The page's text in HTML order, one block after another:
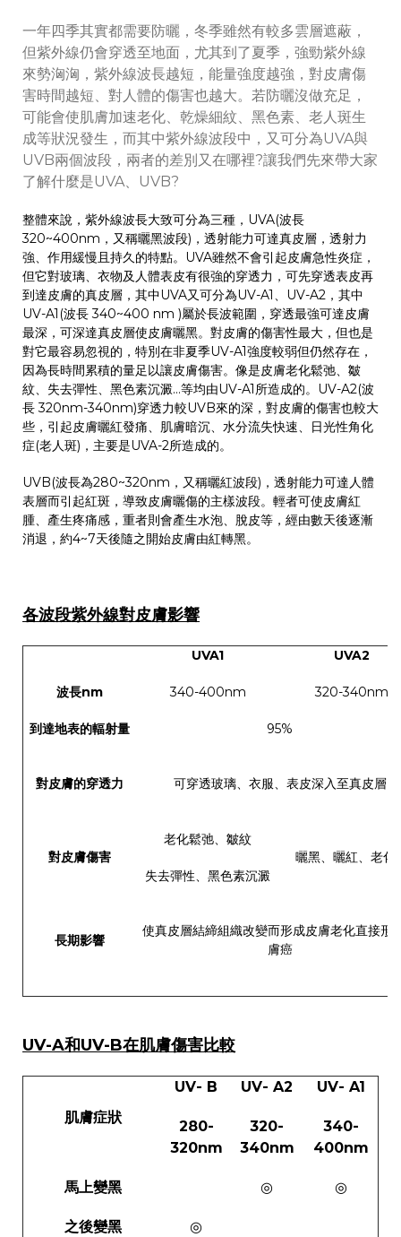
一年四季其實都需要防曬，冬季雖然有較多雲層遮蔽，
但紫外線仍會穿透至地面，尤其到了夏季，強勁紫外線
來勢洶洶，紫外線波長越短，能量強度越強，對皮膚傷
害時間越短、對人體的傷害也越大。若防曬沒做充足，
可能會使肌膚加速老化、乾燥細紋、黑色素、老人斑生
成等狀況發生，而其中紫外線波段中，又可分為UVA與
UVB兩個波段，兩者的差別又在哪裡?讓我們先來帶大家
了解什麼是UVA、UVB?
整體來說，紫外線波長大致可分為三種，UVA(波長
320~400nm，又稱曬黑波段)，透射能力可達真皮層，透射力
強、作用緩慢且持久的特點。UVA雖然不會引起皮膚急性炎症，
但它對玻璃、衣物及人體表皮有很強的穿透力，可先穿透表皮再
到達皮膚的真皮層，其中UVA又可分為UV-A1、UV-A2，其中
UV-A1(波長 340~400 nm )屬於長波範圍，穿透最強可達皮膚
最深，可深達真皮層使皮膚曬黑。對皮膚的傷害性最大，但也是
對它最容易忽視的，特別在非夏季UV-A1強度較弱但仍然存在，
因為長時間累積的量足以讓皮膚傷害。像是皮膚老化鬆弛、皺
紋、失去彈性、黑色素沉澱…等均由UV-A1所造成的。UV-A2(波
長 320nm-340nm)穿透力較UVB來的深，對皮膚的傷害也較大
些，引起皮膚曬紅發痛、肌膚暗沉、水分流失快速、日光性角化
症(老人斑)，主要是UVA-2所造成的。
UVB(波長為280~320nm，又稱曬紅波段)，透射能力可達人體
表層而引起紅斑，導致皮膚曬傷的主樣波段。輕者可使皮膚紅
腫、產生疼痛感，重者則會產生水泡、脫皮等，經由數天後逐漸
消退，約4~7天後隨之開始皮膚由紅轉黑。
各波段紫外線對皮膚影響
UVA1 UVA2
波長nm 340-400nm 320-340nm
到達地表的輻射量 95%
對皮膚的穿透力 可穿透玻璃、衣服、表皮深入至真皮層
對皮膚傷害
老化鬆弛、皺紋
失去彈性、黑色素沉澱
曬黑、曬紅、老化
長期影響
使真皮層結締組織改變而形成皮膚老化直接形
膚癌
UV-A和UV-B在肌膚傷害比較
肌膚症狀
UV- B
280-
320nm
UV- A2
320-
340nm
UV- A1
340-
400nm
馬上變黑 ◎ ◎
之後變黑 ◎